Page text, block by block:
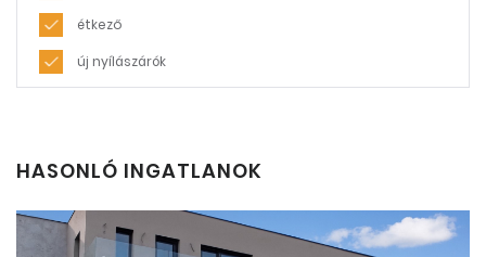
étkező
új nyílászárók
HASONLÓ INGATLANOK